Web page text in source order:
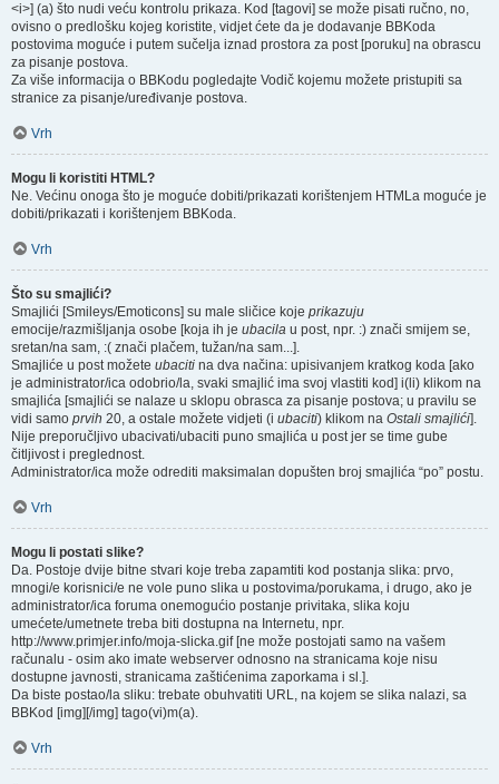
<i>] (a) što nudi veću kontrolu prikaza. Kod [tagovi] se može pisati ručno, no,
ovisno o predlošku kojeg koristite, vidjet ćete da je dodavanje BBKoda
postovima moguće i putem sučelja iznad prostora za post [poruku] na obrascu
za pisanje postova.
Za više informacija o BBKodu pogledajte Vodič kojemu možete pristupiti sa
stranice za pisanje/uređivanje postova.
Vrh
Mogu li koristiti HTML?
Ne. Većinu onoga što je moguće dobiti/prikazati korištenjem HTMLa moguće je
dobiti/prikazati i korištenjem BBKoda.
Vrh
Što su smajlići?
Smajlići [Smileys/Emoticons] su male sličice koje prikazuju
emocije/razmišljanja osobe [koja ih je ubacila u post, npr. :) znači smijem se,
sretan/na sam, :( znači plačem, tužan/na sam...].
Smajliće u post možete ubaciti na dva načina: upisivanjem kratkog koda [ako
je administrator/ica odobrio/la, svaki smajlić ima svoj vlastiti kod] i(li) klikom na
smajlića [smajlići se nalaze u sklopu obrasca za pisanje postova; u pravilu se
vidi samo prvih 20, a ostale možete vidjeti (i ubaciti) klikom na Ostali smajlići].
Nije preporučljivo ubacivati/ubaciti puno smajlića u post jer se time gube
čitljivost i preglednost.
Administrator/ica može odrediti maksimalan dopušten broj smajlića “po” postu.
Vrh
Mogu li postati slike?
Da. Postoje dvije bitne stvari koje treba zapamtiti kod postanja slika: prvo,
mnogi/e korisnici/e ne vole puno slika u postovima/porukama, i drugo, ako je
administrator/ica foruma onemogućio postanje privitaka, slika koju
umećete/umetnete treba biti dostupna na Internetu, npr.
http://www.primjer.info/moja-slicka.gif [ne može postojati samo na vašem
računalu - osim ako imate webserver odnosno na stranicama koje nisu
dostupne javnosti, stranicama zaštićenima zaporkama i sl.].
Da biste postao/la sliku: trebate obuhvatiti URL, na kojem se slika nalazi, sa
BBKod [img][/img] tago(vi)m(a).
Vrh